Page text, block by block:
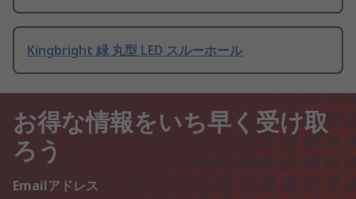
Kingbright 緑 丸型 LED スルーホール
お得な情報をいち早く受け取
ろう
Emailアドレス